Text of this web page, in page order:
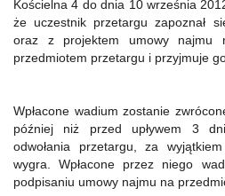
Kościelna 4 do dnia 10 września
że uczestnik przetargu zapoznał
oraz z projektem umowy najmu
przedmiotem przetargu i przyjmuje
Wpłacone wadium zostanie
później niż przed upływem 3
odwołania przetargu, za
wygra. Wpłacone przez niego
podpisaniu umowy najmu na